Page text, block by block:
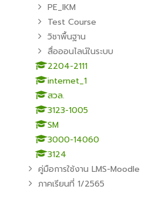
PE_IKM
Test Course
วิชาพื้นฐาน
สื่อออนไลน์ในระบบ
2204-2111
internet_1
สวล.
3123-1005
SM
3000-14060
3124
คู่มือการใช้งาน LMS-Moodle
ภาคเรียนที่ 1/2565